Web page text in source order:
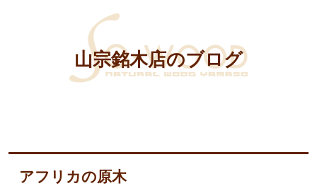
山宗銘木店のブログ
アフリカの原木